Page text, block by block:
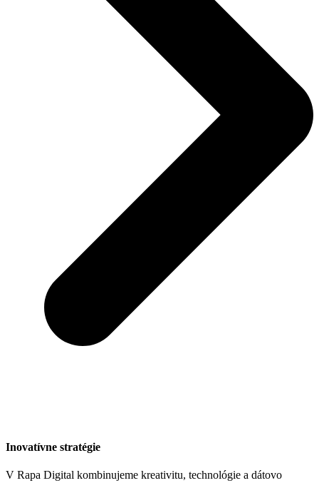
Inovatívne stratégie
V Rapa Digital kombinujeme kreativitu, technológie a dátovo